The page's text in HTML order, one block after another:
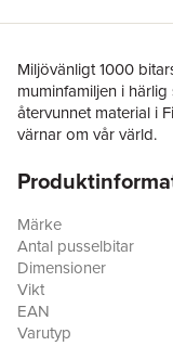
Miljövänligt 1000
muminfamiljen i
återvunnet material i
värnar om vår värld.
Pussel med 1000
Pusselmotivets mått:
Förpackningens mått:
Ett 1000 bitars
alla dess karaktärer.
kollektion –
Märke
Antal pusselbitar
Dimensioner
Vikt
EAN
Varutyp